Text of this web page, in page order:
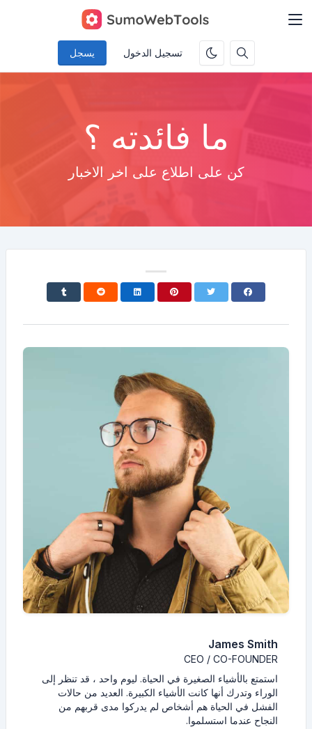
تسجيل الدخول يسجل
ما فائدته ؟
كن على اطلاع على اخر الاخبار
James Smith
CEO / CO-FOUNDER
استمتع بالأشياء الصغيرة في الحياة. ليوم واحد ، قد تنظر إلى
الوراء وتدرك أنها كانت الأشياء الكبيرة. العديد من حالات
الفشل في الحياة هم أشخاص لم يدركوا مدى قربهم من
النجاح عندما استسلموا.